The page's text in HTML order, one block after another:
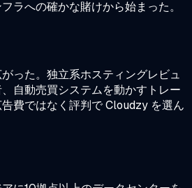
ラへの確かな賭けから始まった。
った。独立系ホスティングレビュ
自動売買システムを動かすトレー
費ではなく評判で Cloudzy を選ん